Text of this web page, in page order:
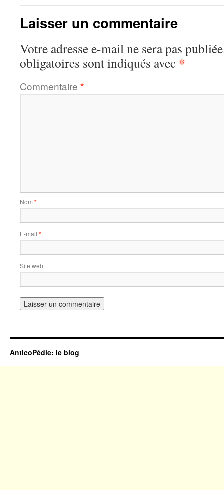
Laisser un commentaire
Votre adresse e-mail ne sera pas
obligatoires sont indiqués avec *
Commentaire *
Nom *
E-mail *
Site web
AnticoPédie: le blog